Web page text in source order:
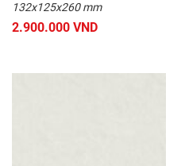
132x125x260 mm
2.900.000 VND